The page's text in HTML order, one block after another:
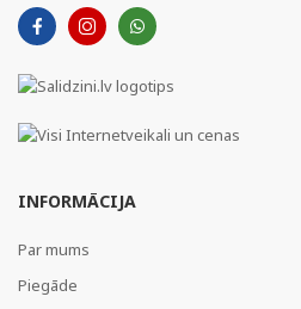
INFORMĀCIJA
Par mums
Piegāde